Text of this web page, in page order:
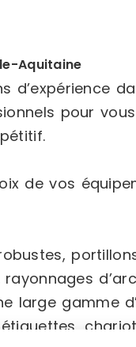
Aquitaine
d’expérience
pour
de vos
large gamme